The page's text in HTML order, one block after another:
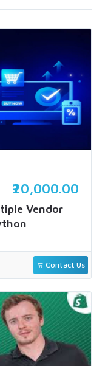
₹20,000.00
Vendor
Contact Us